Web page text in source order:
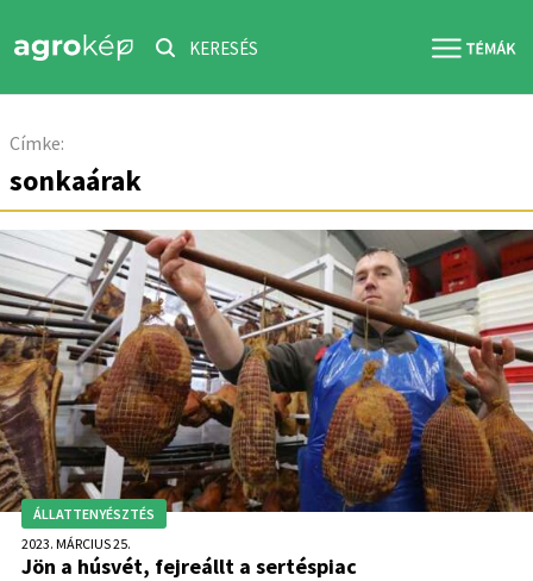
KERESÉS
Címke:
sonkaárak
ÁLLATTENYÉSZTÉS
2023. MÁRCIUS 25.
Jön a húsvét, fejreállt a sertéspiac